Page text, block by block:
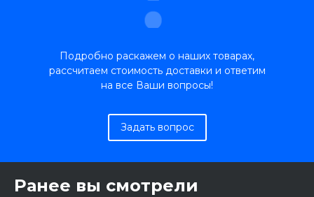
Подробно раскажем о наших товарах,
рассчитаем стоимость доставки и ответим
на все Ваши вопросы!
Задать вопрос
Ранее вы смотрели